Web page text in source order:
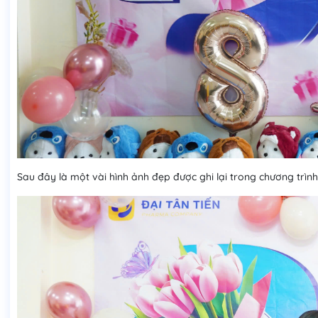
Sau đây là một vài hình ảnh đẹp được ghi lại trong chương